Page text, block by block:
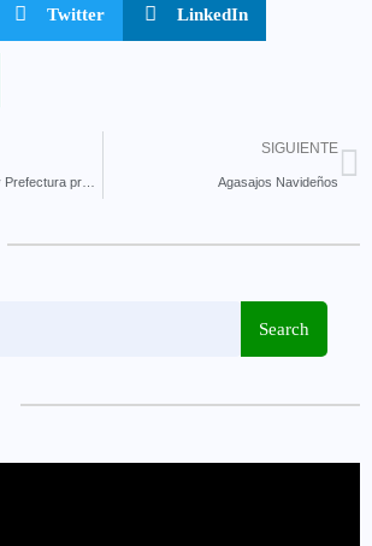
Twitter LinkedIn
SIGUIENTE
Agasajos Navideños
Search